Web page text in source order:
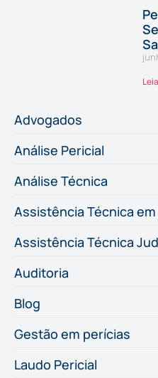
Advogados
Análise Pericial
Análise Técnica
Assistência Técnica em
Assistência Técnica
Auditoria
Blog
Gestão em perícias
Laudo Pericial